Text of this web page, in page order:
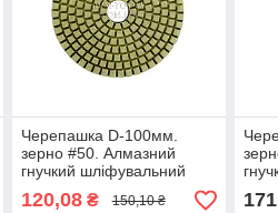
Черепашка D-100мм.
зерно #50. Алмазний
гнучкий шліфувальний
круг YDS Tools
120,08₴ 150,10 ₴